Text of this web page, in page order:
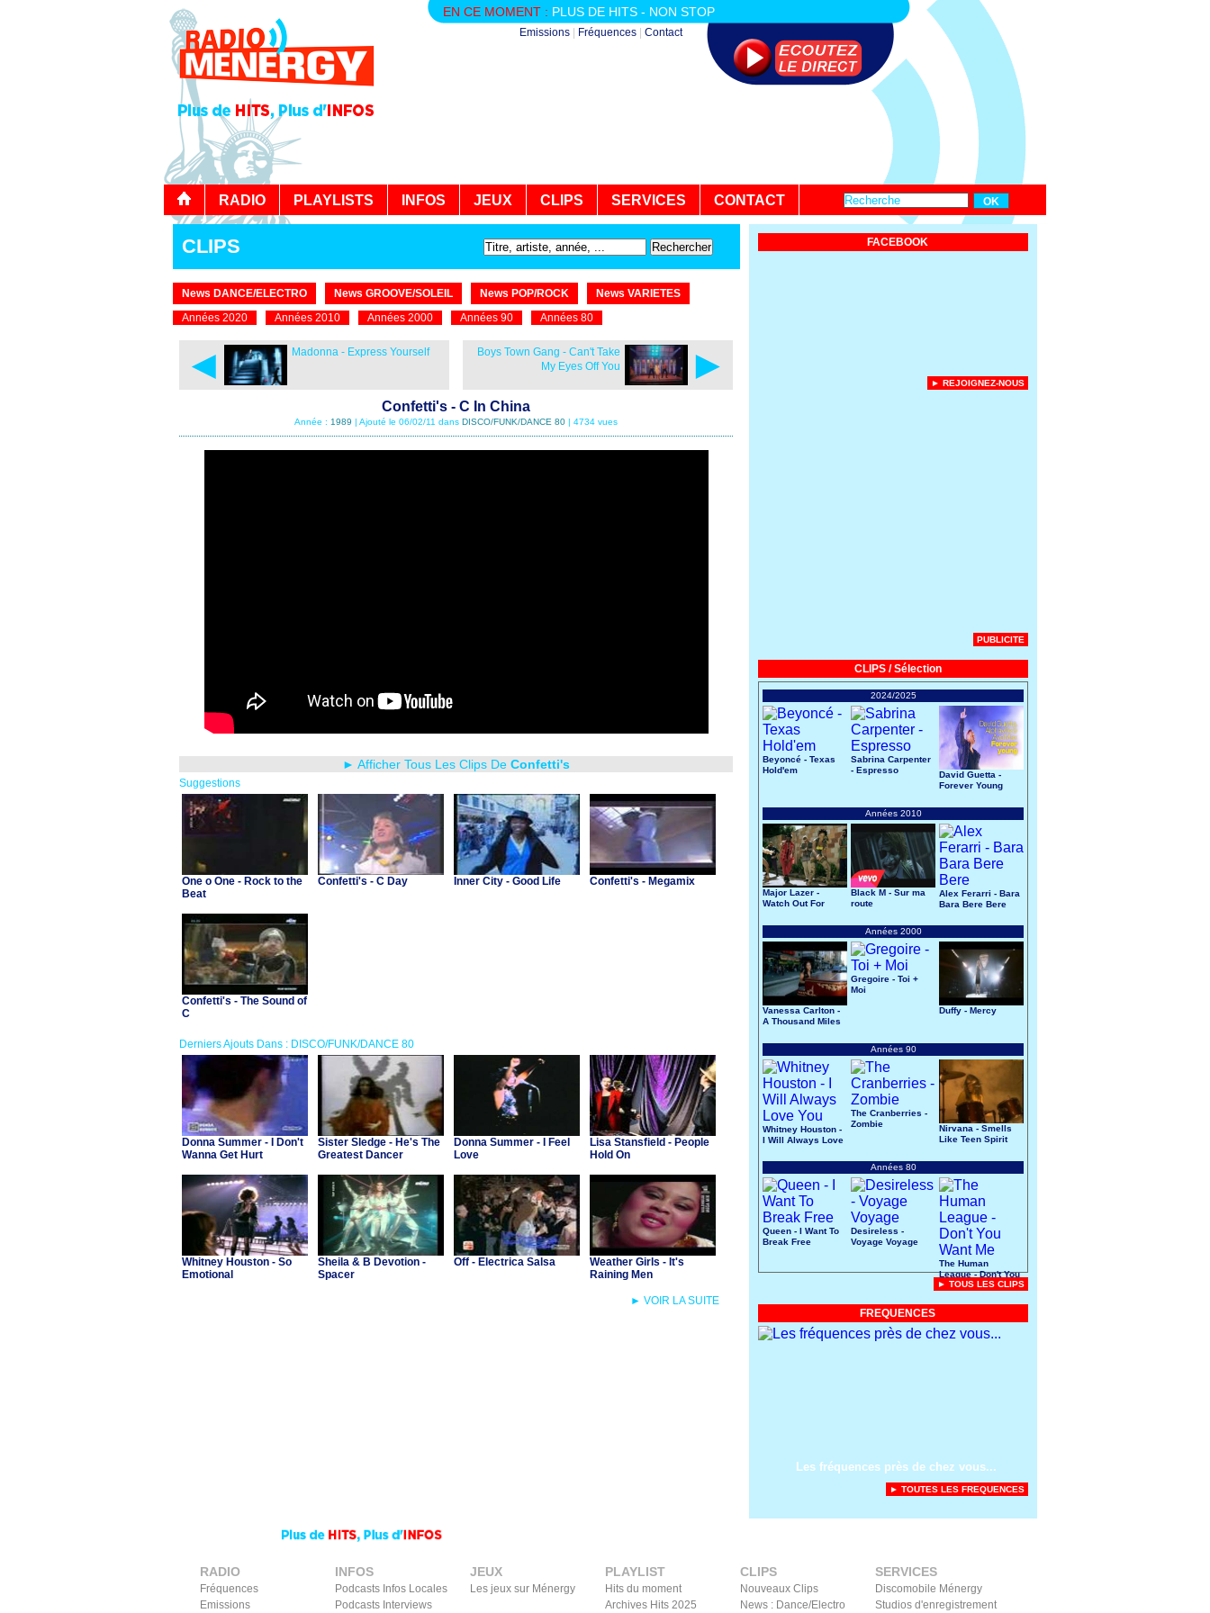
EN CE MOMENT : PLUS DE HITS - NON STOP
Emissions Fréquences Contact
RADIO PLAYLISTS INFOS JEUX CLIPS SERVICES CONTACT
CLIPS
News DANCE/ELECTRO News GROOVE/SOLEIL News POP/ROCK
News VARIETES
Années 2020
Années 2010 Années 2000 Années 90 Années 80
◄ Madonna - Express Yourself ►
Boys Town Gang - Can't Take
My Eyes Off You
Confetti's - C In China
Année : 1989 | Ajouté le 06/02/11 dans DISCO/FUNK/DANCE 80 | 4734 vues
► Afficher Tous Les Clips De Confetti's
Suggestions
One o One - Rock to the
Beat
Confetti's - C Day Inner City - Good Life Confetti's - Megamix
Confetti's - The Sound of
C
Derniers Ajouts Dans : DISCO/FUNK/DANCE 80
Donna Summer - I Don't
Wanna Get Hurt
Sister Sledge - He's The
Greatest Dancer
Donna Summer - I Feel
Love
Lisa Stansfield - People
Hold On
Whitney Houston - So
Emotional
Sheila & B Devotion -
Spacer
Off - Electrica Salsa
Weather Girls - It's
Raining Men
► VOIR LA SUITE
FACEBOOK
► REJOIGNEZ-NOUS
PUBLICITE
CLIPS / Sélection
2024/2025
Beyoncé - Texas
Hold'em
Sabrina Carpenter
- Espresso
David Guetta -
Forever Young
Années 2010
Major Lazer -
Watch Out For
Black M - Sur ma
route
Alex Ferarri - Bara
Bara Bere Bere
Années 2000
Vanessa Carlton -
A Thousand Miles
Gregoire - Toi +
Moi
Duffy - Mercy
Années 90
Whitney Houston -
I Will Always Love
The Cranberries -
Zombie
Nirvana - Smells
Like Teen Spirit
Années 80
Queen - I Want To
Break Free
Desireless -
Voyage Voyage
The Human
League - Don't You
Want Me
► TOUS LES CLIPS
FREQUENCES
Les fréquences près de chez vous...
► TOUTES LES FREQUENCES
RADIO
Fréquences
Emissions
INFOS
Podcasts Infos Locales
Podcasts Interviews
JEUX
Les jeux sur Ménergy
PLAYLIST
Hits du moment
Archives Hits 2025
CLIPS
Nouveaux Clips
News : Dance/Electro
SERVICES
Discomobile Ménergy
Studios d'enregistrement